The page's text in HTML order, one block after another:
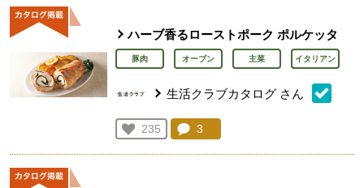
ハーブ香るローストポーク ポルケッタ
豚肉 オーブン 主菜 イタリアン
生活クラブカタログ さん
お気に入り登録：
235
人が登録
コメント：
3